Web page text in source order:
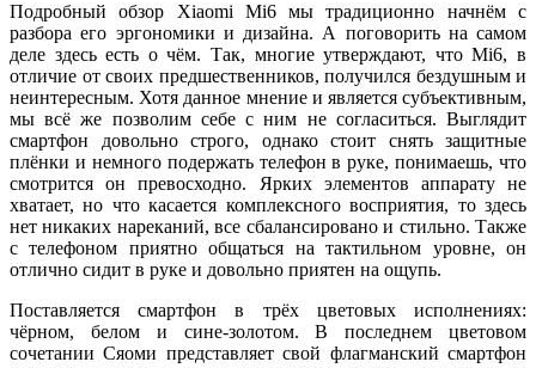
Подробный обзор Xiaomi Mi6 мы традиционно начнём с
разбора его эргономики и дизайна. А поговорить на самом
деле здесь есть о чём. Так, многие утверждают, что Mi6, в
отличие от своих предшественников, получился бездушным и
неинтересным. Хотя данное мнение и является субъективным,
мы всё же позволим себе с ним не согласиться. Выглядит
смартфон довольно строго, однако стоит снять защитные
плёнки и немного подержать телефон в руке, понимаешь, что
смотрится он превосходно. Ярких элементов аппарату не
хватает, но что касается комплексного восприятия, то здесь
нет никаких нареканий, все сбалансировано и стильно. Также
с телефоном приятно общаться на тактильном уровне, он
отлично сидит в руке и довольно приятен на ощупь.
Поставляется смартфон в трёх цветовых исполнениях:
чёрном, белом и сине-золотом. В последнем цветовом
сочетании Сяоми представляет свой флагманский смартфон